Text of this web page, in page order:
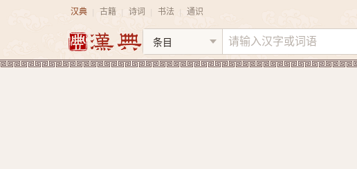
汉典 古籍 诗词 书法 通识